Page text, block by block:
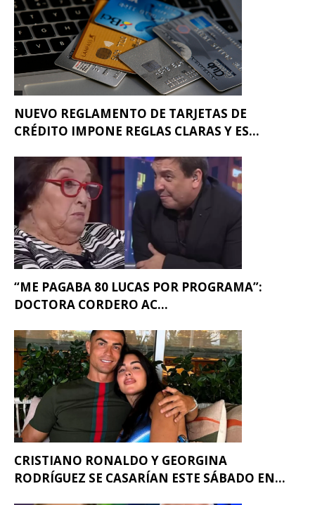
NUEVO REGLAMENTO DE TARJETAS DE
CRÉDITO IMPONE REGLAS CLARAS Y ES...
“ME PAGABA 80 LUCAS POR PROGRAMA”:
DOCTORA CORDERO AC...
CRISTIANO RONALDO Y GEORGINA
RODRÍGUEZ SE CASARÍAN ESTE SÁBADO EN...